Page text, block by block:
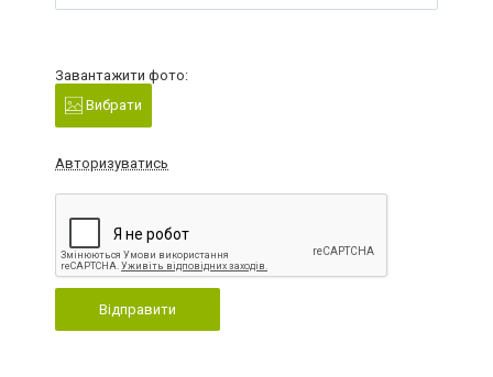
Завантажити фото:
Вибрати
Авторизуватись
Відправити